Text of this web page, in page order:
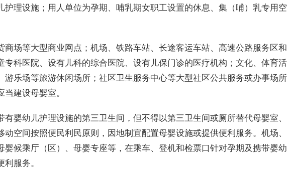
理设施；用人单位为孕期、哺乳期女职工设置的休息、集（哺）乳专用空
商场等大型商业网点；机场、铁路车站、长途客运车站、高速公路服务区和
专科医院、设有儿科的综合医院、设有儿保门诊的医疗机构；文化、体育活
游乐场等旅游休闲场所；社区卫生服务中心等大型社区公共服务或办事场所
建设母婴室。
婴幼儿护理设施的第三卫生间，但不得以第三卫生间或厕所替代母婴室、
空间按照便民利民原则，因地制宜配置母婴设施或提供便利服务。机场、
候乘厅（区）、母婴专座等，在乘车、登机和检票口针对孕期及携带婴幼
服务。